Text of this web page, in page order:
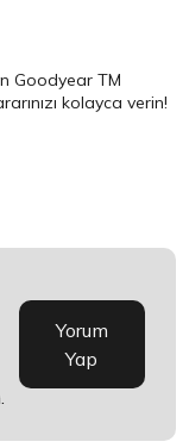
Goodyear TM
kolayca verin!
Yorum
Yap